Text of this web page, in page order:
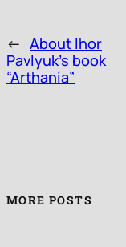
← About Ihor
Pavlyuk’s book
“Arthania”
MORE POSTS